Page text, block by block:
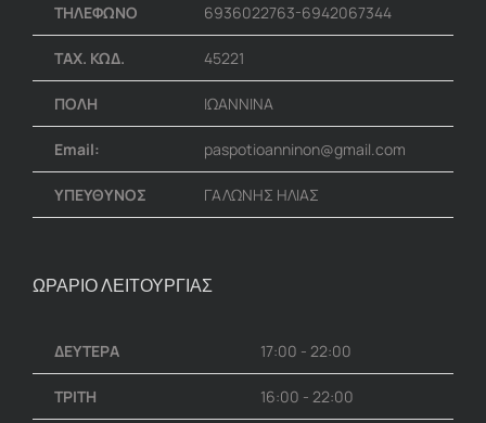
ΤΗΛΕΦΩΝΟ 6936022763-6942067344
ΤΑΧ. ΚΩΔ. 45221
ΠΟΛΗ ΙΩΑΝΝΙΝΑ
Email: paspotioanninon@gmail.com
ΥΠΕΥΘΥΝΟΣ ΓΑΛΩΝΗΣ ΗΛΙΑΣ
ΩΡΑΡΙΟ ΛΕΙΤΟΥΡΓΙΑΣ
ΔΕΥΤΕΡΑ 17:00 - 22:00
ΤΡΙΤΗ 16:00 - 22:00